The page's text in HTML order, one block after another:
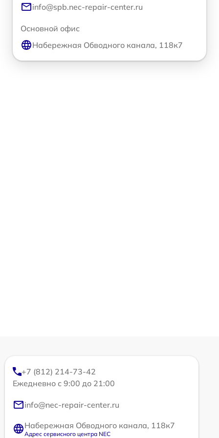
info@spb.nec-repair-center.ru
Основной офис
Набережная Обводного канала, 118к7
+7 (812) 214-73-42
Ежедневно с 9:00 до 21:00
info@nec-repair-center.ru
Набережная Обводного канала, 118к7
Адрес сервисного центра NEC